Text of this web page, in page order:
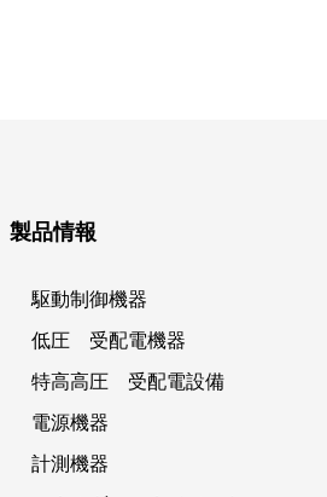
製品情報
駆動制御機器
低圧 受配電機器
特高高圧 受配電設備
電源機器
計測機器